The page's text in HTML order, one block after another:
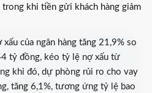
×
khi tiền gửi khách hàng giảm
của ngân hàng tăng 21,9% so
tỷ đồng, kéo tỷ lệ nợ xấu từ
khi đó, dự phòng rủi ro cho vay
tăng 6,1%, tương ứng tỷ lệ bao